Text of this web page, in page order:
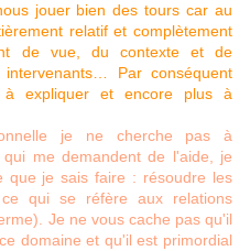
jouer bien des tours car au
relatif et complètement
de vue, du contexte et de
Par conséquent
expliquer et encore plus à
je ne cherche pas à
me demandent de l'aide, je
que je sais faire : résoudre les
qui se réfère aux relations
Je ne vous cache pas qu'il
domaine et qu'il est primordial